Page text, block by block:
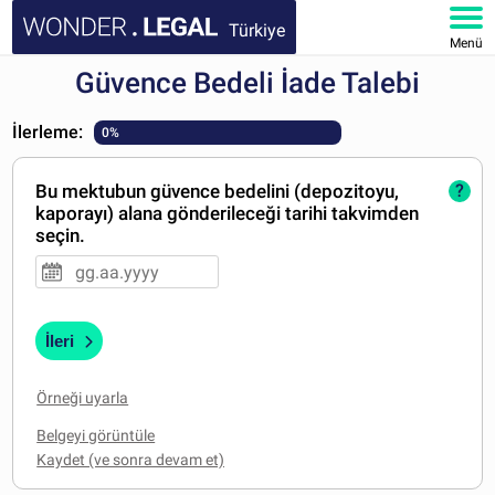
Türkiye
Menü
ANA SAYFA
BELGELER
SSS
HESABIM
Güvence Bedeli İade Talebi
İlerleme: 0%
Bu mektubun güvence bedelini (depozitoyu,
kaporayı) alana gönderileceği tarihi takvimden
seçin.
?
İleri
Örneği uyarla
Belgeyi görüntüle